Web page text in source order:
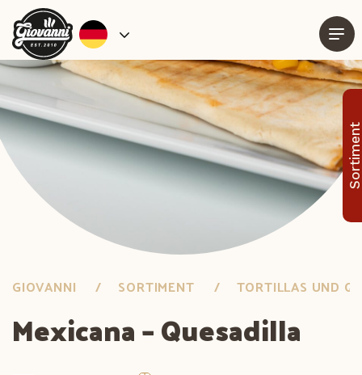
Sortiment
GIOVANNI SORTIMENT TORTILLAS UND
Mexicana – Quesadilla